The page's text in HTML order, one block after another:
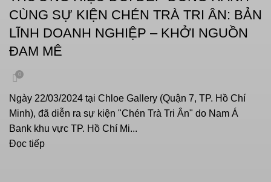
CÙNG SỰ KIỆN CHÉN TRÀ TRI ÂN: BẢN
LĨNH DOANH NGHIỆP – KHỞI NGUỒN
ĐAM MÊ
0
Ngày 22/03/2024 tại Chloe Gallery (Quận 7, TP. Hồ Chí
Minh), đã diễn ra sự kiện "Chén Trà Tri Ân" do Nam Á
Bank khu vực TP. Hồ Chí Mi...
Đọc tiếp